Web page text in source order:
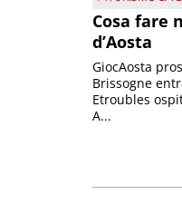
Cosa fare
d’Aosta
GiocAosta
Brissogne
Etroubles
A...